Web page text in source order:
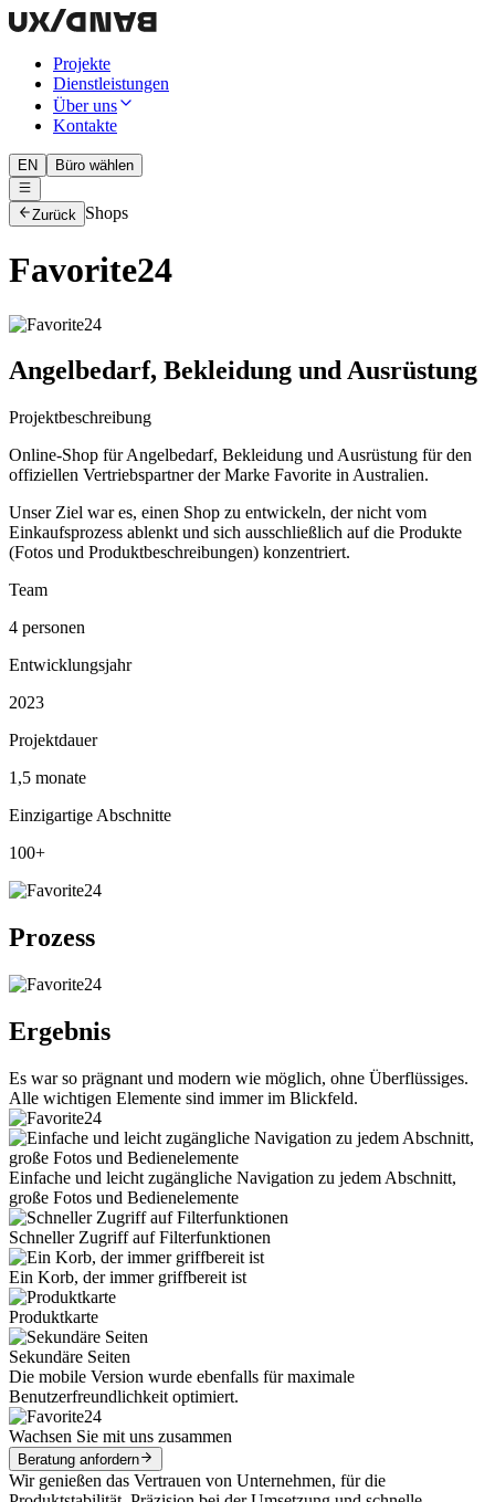
Projekte
Dienstleistungen
Über uns
Kontakte
EN Büro wählen
Zurück Shops
Favorite24
Angelbedarf, Bekleidung und Ausrüstung
Projektbeschreibung
Online-Shop für Angelbedarf, Bekleidung und Ausrüstung für den
offiziellen Vertriebspartner der Marke Favorite in Australien.
Unser Ziel war es, einen Shop zu entwickeln, der nicht vom
Einkaufsprozess ablenkt und sich ausschließlich auf die Produkte
(Fotos und Produktbeschreibungen) konzentriert.
Team
4 personen
Entwicklungsjahr
2023
Projektdauer
1,5 monate
Einzigartige Abschnitte
100+
Prozess
Ergebnis
Es war so prägnant und modern wie möglich, ohne Überflüssiges.
Alle wichtigen Elemente sind immer im Blickfeld.
Einfache und leicht zugängliche Navigation zu jedem Abschnitt,
große Fotos und Bedienelemente
Schneller Zugriff auf Filterfunktionen
Ein Korb, der immer griffbereit ist
Produktkarte
Sekundäre Seiten
Die mobile Version wurde ebenfalls für maximale
Benutzerfreundlichkeit optimiert.
Wachsen Sie mit uns zusammen
Beratung anfordern
Wir genießen das Vertrauen von Unternehmen, für die